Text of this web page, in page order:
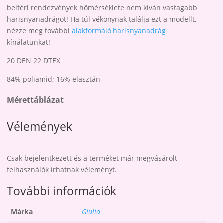
beltéri rendezvények hőmérséklete nem kíván vastagabb
harisnyanadrágot! Ha túl vékonynak találja ezt a modellt,
nézze meg továbbialakformáló harisnyanadrág
kínálatunkat!
20 DEN 22 DTEX
84% poliamid; 16% elasztán
Mérettáblázat
Vélemények
Csak bejelentkezett és a terméket már megvásárolt
felhasználók írhatnak véleményt.
További információk
Márka
Giulia